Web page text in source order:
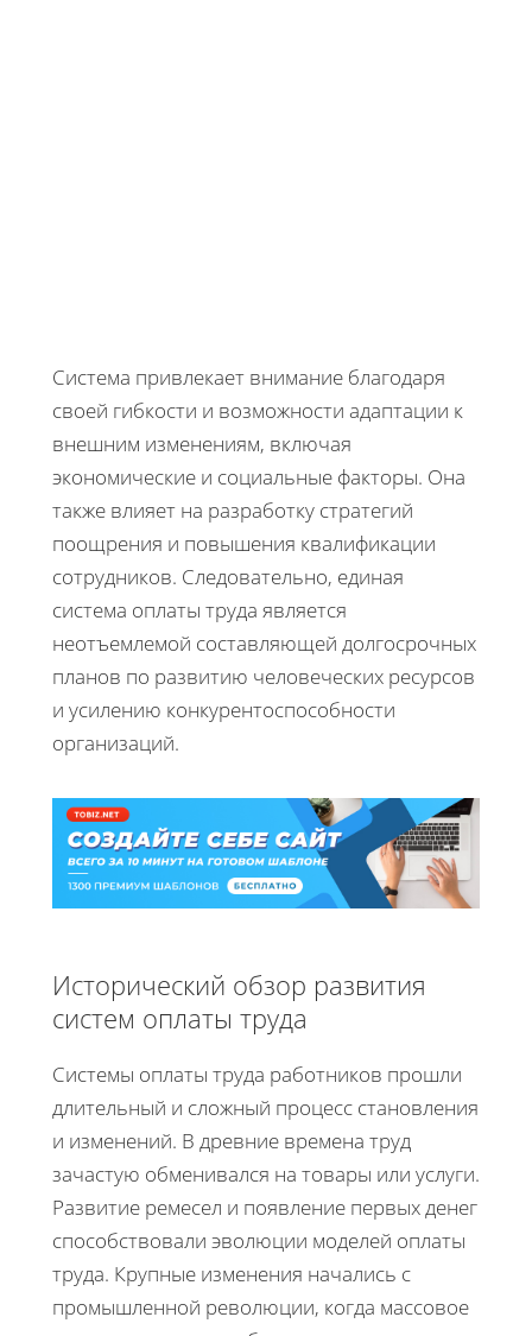
Система привлекает внимание благодаря
своей гибкости и возможности адаптации к
внешним изменениям, включая
экономические и социальные факторы. Она
также влияет на разработку стратегий
поощрения и повышения квалификации
сотрудников. Следовательно, единая
система оплаты труда является
неотъемлемой составляющей долгосрочных
планов по развитию человеческих ресурсов
и усилению конкурентоспособности
организаций.
Исторический обзор развития
систем оплаты труда
Системы оплаты труда работников прошли
длительный и сложный процесс становления
и изменений. В древние времена труд
зачастую обменивался на товары или услуги.
Развитие ремесел и появление первых денег
способствовали эволюции моделей оплаты
труда. Крупные изменения начались с
промышленной революции, когда массовое